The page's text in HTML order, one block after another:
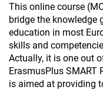
This online course
bridge the knowledge
education in most
skills and
Actually, it is one out
ErasmusPlus SMART
is aimed at providing